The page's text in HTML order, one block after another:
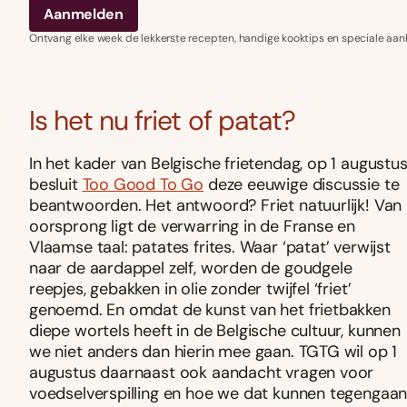
Ontvang elke week de lekkerste recepten, handige kooktips en speciale
Is het nu friet of patat?
In het kader van Belgische frietendag, op 1
besluit Too Good To Go deze eeuwige discussie te
beantwoorden. Het antwoord? Friet natuurlijk! Van
oorsprong ligt de verwarring in de Franse en
Vlaamse taal: patates frites. Waar ‘patat’ verwijst
naar de aardappel zelf, worden de goudgele
reepjes, gebakken in olie zonder twijfel ‘friet’
genoemd. En omdat de kunst van het frietbakken
diepe wortels heeft in de Belgische cultuur, kunnen
we niet anders dan hierin mee gaan. TGTG wil op 1
augustus daarnaast ook aandacht vragen voor
voedselverspilling en hoe we dat kunnen